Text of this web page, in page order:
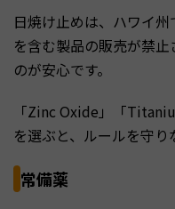
日焼け止めは、ハワイ
を含む製品の販売が禁
のが安心です。
「Zinc Oxide」「
を選ぶと、ルールを守り
常備薬